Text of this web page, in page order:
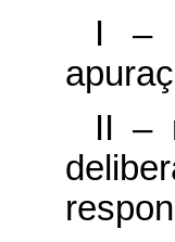
I –
II –